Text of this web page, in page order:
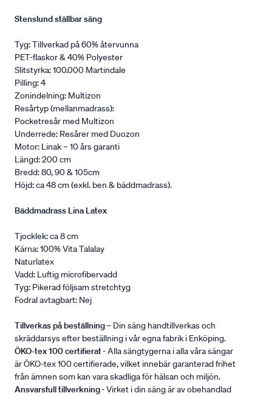
Stenslund ställbar säng
Tyg: Tillverkad på 60% återvunna
PET-flaskor & 40% Polyester
Slitstyrka: 100.000 Martindale
Pilling: 4
Zonindelning: Multizon
Resårtyp (mellanmadrass):
Pocketresår med Multizon
Underrede: Resårer med Duozon
Motor: Linak – 10 års garanti
Längd: 200 cm
Bredd: 80, 90 & 105cm
Höjd: ca 48 cm (exkl. ben & bäddmadrass).
Bäddmadrass Lina Latex
Tjocklek: ca 8 cm
Kärna: 100% Vita Talalay
Naturlatex
Vadd: Luftig microfibervadd
Tyg: Pikerad följsam stretchtyg
Fodral avtagbart: Nej
Tillverkas på beställning– Din säng handtillverkas och
skräddarsys efter beställning i vår egna fabrik i Enköping.
ÖKO-tex 100 certifierat- Alla sängtygerna i alla våra sängar
är ÖKO-tex 100 certifierade, vilket innebär garanterad frihet
från ämnen som kan vara skadliga för hälsan och miljön.
Ansvarsfull tillverkning- Virket i din säng är av obehandlad